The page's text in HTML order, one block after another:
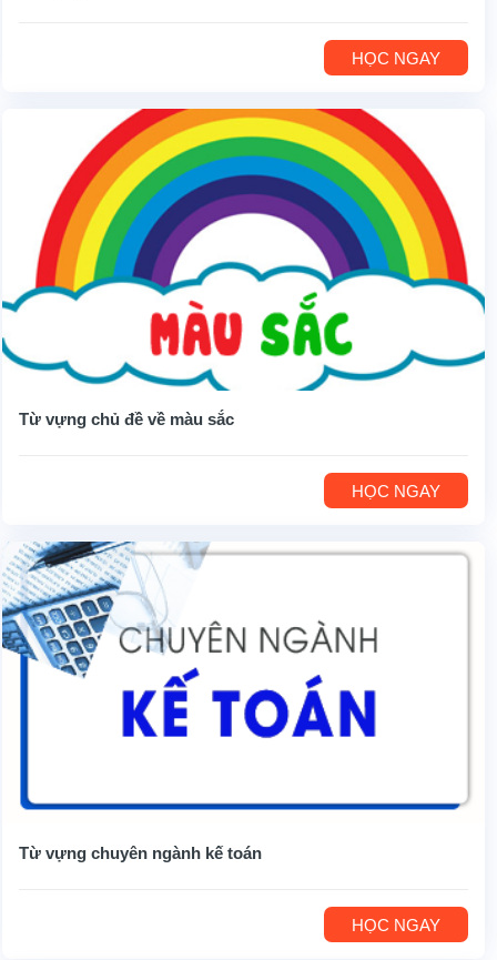
HỌC NGAY
Từ vựng chủ đề về màu sắc
HỌC NGAY
Từ vựng chuyên ngành kế toán
HỌC NGAY